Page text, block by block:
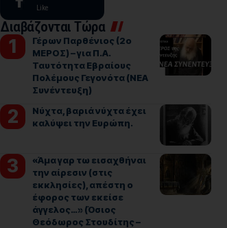
Like
Διαβάζονται Τώρα
Γέρων Παρθένιος (2ο
ΜΕΡΟΣ) – για Π.Α.
Ταυτότητα Εβραίους
Πολέμους Γεγονότα (ΝΕΑ
Συνέντευξη)
Νύχτα, βαριά νύχτα έχει
καλύψει την Ευρώπη.
«Άμα γαρ τω εισαχθήναι
την αίρεσιν (στις
εκκλησίες), απέστη ο
έφορος των εκείσε
άγγελος…» (Όσιος
Θεόδωρος Στουδίτης –